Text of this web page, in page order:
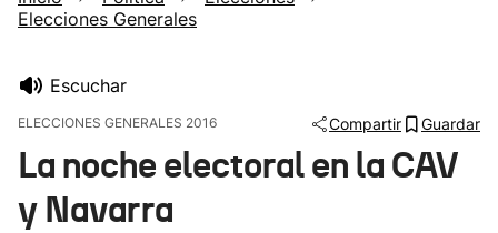
Buscador
Ikusmiran
Elecciones Generales
Escuchar
ELECCIONES GENERALES 2016 Compartir Guardar
La noche electoral en la CAV
y Navarra